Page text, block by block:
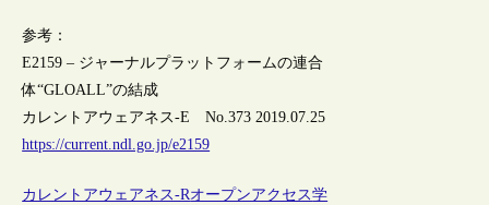
参考：
E2159 – ジャーナルプラットフォームの連合
体“GLOALL”の結成
カレントアウェアネス-E No.373 2019.07.25
https://current.ndl.go.jp/e2159
カレントアウェアネス-Rオープンアクセス学